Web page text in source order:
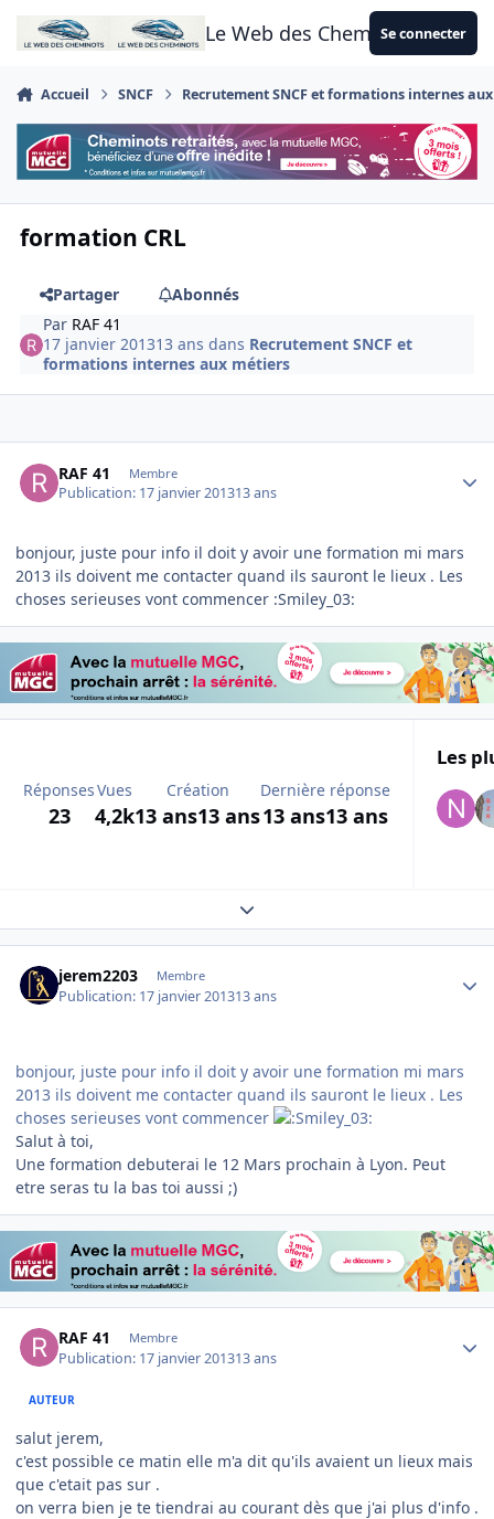
Aller au contenu
Le Web des CheminotsSe connecter
Accueil SNCF Recrutement SNCF et formations internes
formation CRL
Partager
Abonnés
Par RAF 41
17 janvier 201313 ans dans Recrutement SNCF et
formations internes aux métiers
RAF 41 Membre
Publication: 17 janvier 201313 ans
bonjour, juste pour info il doit y avoir une formation mi mars
2013 ils doivent me contacter quand ils sauront le lieux . Les
choses serieuses vont commencer :Smiley_03:
Réponses
23
Vues
4,2k
Création
13 ans13 ans
Dernière réponse
13 ans13 ans
Les
Expand topic overview
jerem2203 Membre
Publication: 17 janvier 201313 ans
bonjour, juste pour info il doit y avoir une formation mi mars
2013 ils doivent me contacter quand ils sauront le lieux . Les
choses serieuses vont commencer
Salut à toi,
Une formation debuterai le 12 Mars prochain à Lyon. Peut
etre seras tu la bas toi aussi ;)
RAF 41 Membre
Publication: 17 janvier 201313 ans
AUTEUR
salut jerem,
c'est possible ce matin elle m'a dit qu'ils avaient un lieux mais
que c'etait pas sur .
on verra bien je te tiendrai au courant dès que j'ai plus d'info .